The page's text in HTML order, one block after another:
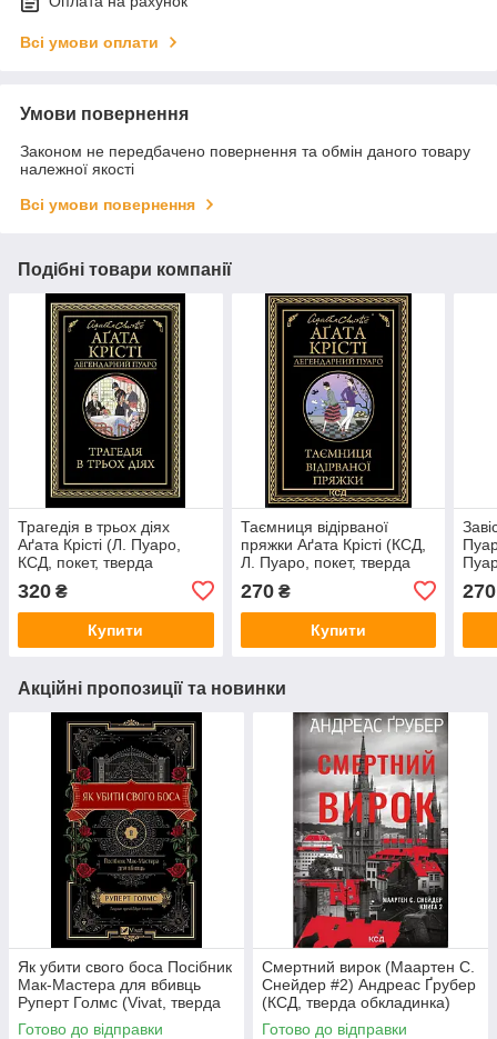
Всі умови оплати
Умови повернення
Законом не передбачено повернення та обмін даного товару
належної якості
Всі умови повернення
Подібні товари компанії
Трагедія в трьох діях
Аґата Крісті (Л. Пуаро,
КСД, покет, тверда
320 ₴
Купити
Таємниця відірваної
пряжки Аґата Крісті (КСД,
Л. Пуаро, покет, тверда
270₴
Купити
270
Акційні пропозиції та новинки
Як убити свого боса Посібник
Мак-Мастера для вбивць
Руперт Голмс (Vivat, тверда
обкладинка, чорний зріз)
Готово до відправки
Смертний вирок (Маартен С.
Снейдер #2) Андреас Ґрубер
(КСД, тверда обкладинка)
Готово до відправки